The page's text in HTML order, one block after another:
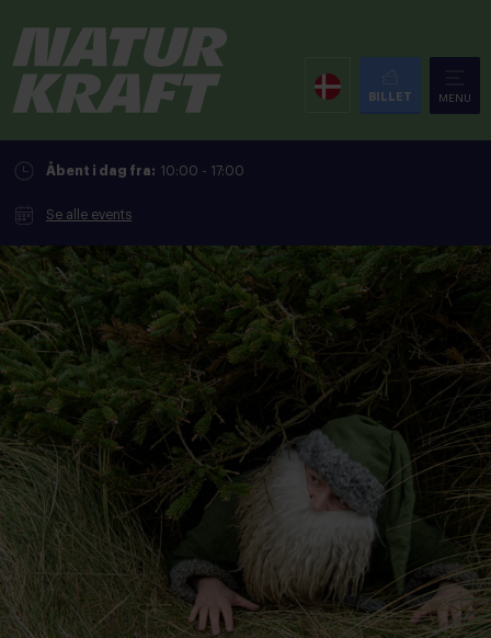
BILLET MENU
Åbent i dag fra: 10:00 - 17:00
Se alle events